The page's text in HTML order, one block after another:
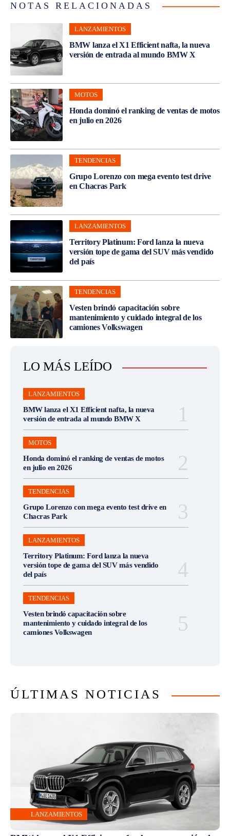
NOTAS RELACIONADAS
LANZAMIENTOS
BMW lanza el X1 Efficient nafta, la nueva
versión de entrada al mundo BMW X
MOTOS
Honda dominó el ranking de ventas de motos
en julio en 2026
TENDENCIAS
Grupo Lorenzo con mega evento test drive
en Chacras Park
LANZAMIENTOS
Territory Platinum: Ford lanza la nueva
versión tope de gama del SUV más vendido
del país
TENDENCIAS
Vesten brindó capacitación sobre
mantenimiento y cuidado integral de los
camiones Volkswagen
LO MÁS LEÍDO
LANZAMIENTOS
BMW lanza el X1 Efficient nafta, la nueva
versión de entrada al mundo BMW X
MOTOS
Honda dominó el ranking de ventas de motos
en julio en 2026
TENDENCIAS
Grupo Lorenzo con mega evento test drive en
Chacras Park
LANZAMIENTOS
Territory Platinum: Ford lanza la nueva
versión tope de gama del SUV más vendido
del país
TENDENCIAS
Vesten brindó capacitación sobre
mantenimiento y cuidado integral de los
camiones Volkswagen
ÚLTIMAS NOTICIAS
LANZAMIENTOS